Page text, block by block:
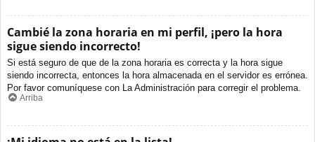
Cambié la zona horaria en mi perfil, ¡pero la hora
sigue siendo incorrecto!
Si está seguro de que de la zona horaria es correcta y la hora sigue
siendo incorrecta, entonces la hora almacenada en el servidor es errónea.
Por favor comuníquese con La Administración para corregir el problema.
Arriba